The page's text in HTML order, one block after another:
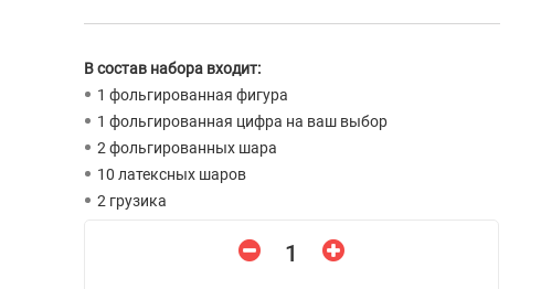
В состав набора входит:
1 фольгированная фигура
1 фольгированная цифра на ваш выбор
2 фольгированных шара
10 латексных шаров
2 грузика